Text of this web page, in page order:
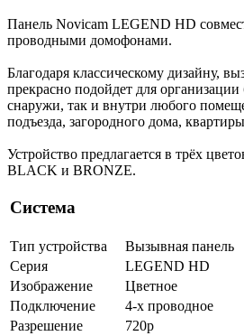
Панель Novicam LEGEND HD
проводными домофонами.
Благодаря классическому дизайну,
прекрасно подойдет для организации
снаружи, так и внутри любого
подъезда, загородного дома,
Устройство предлагается в трёх
BLACK и BRONZE.
Система
Тип устройства
Вызывная панель
Серия
LEGEND HD
Изображение
Цветное
Подключение
4-х проводное
Разрешение
720p